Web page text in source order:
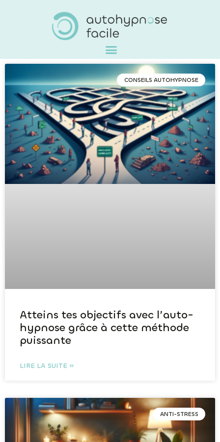
CONSEILS AUTOHYPNOSE
Atteins tes objectifs avec l’auto-
hypnose grâce à cette méthode
puissante
LIRE LA SUITE »
ANTI-STRESS